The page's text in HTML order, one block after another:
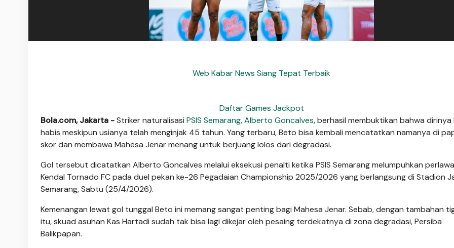
Web Kabar News Siang Tepat Terbaik
Daftar Games Jackpot
Bola.com, Jakarta -Striker naturalisasi PSIS Semarang,Alberto Goncalves, berhasil membuktikan bahwa dirinya
habis meskipun usianya telah menginjak 45 tahun. Yang terbaru, Beto bisa kembali mencatatkan namanya di
skor dan membawa Mahesa Jenar menang untuk berjuang lolos dari degradasi.
Gol tersebut dicatatkan Alberto Goncalves melalui eksekusi penalti ketika PSIS Semarang melumpuhkan
Kendal Tornado FC pada duel pekan ke-26 Pegadaian Championship 2025/2026 yang berlangsung di Stadion
Semarang, Sabtu (25/4/2026).
Kemenangan lewat gol tunggal Beto ini memang sangat penting bagi Mahesa Jenar. Sebab, dengan tambahan
itu, skuad asuhan Kas Hartadi sudah tak bisa lagi dikejar oleh pesaing terdekatnya di zona degradasi, Persiba
Balikpapan.